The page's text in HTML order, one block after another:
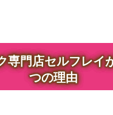
専門店セルフレイ
つの理由